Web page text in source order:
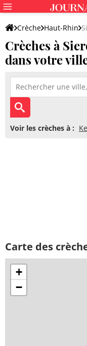
Crèche Haut-Rhin
Crèches à
dans votre
Voir les crèches à :
Carte des
+
−